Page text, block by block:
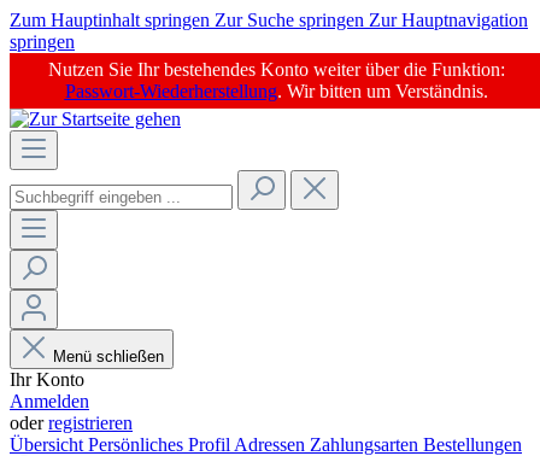
Zum Hauptinhalt springen Zur Suche springen Zur Hauptnavigation
springen
Nutzen Sie Ihr bestehendes Konto weiter über die Funktion:
Passwort-Wiederherstellung. Wir bitten um Verständnis.
Menü schließen
Ihr Konto
Anmelden
oderregistrieren
Übersicht Persönliches Profil Adressen Zahlungsarten Bestellungen